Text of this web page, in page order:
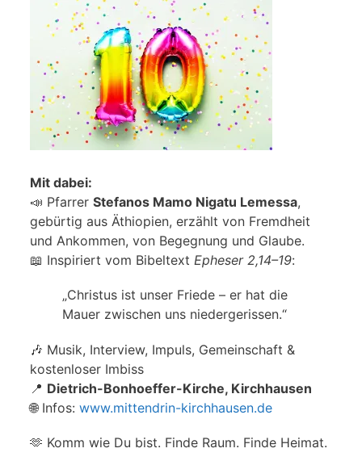
Mit dabei:
📣 Pfarrer Stefanos Mamo Nigatu Lemessa,
gebürtig aus Äthiopien, erzählt von Fremdheit
und Ankommen, von Begegnung und Glaube.
📖 Inspiriert vom Bibeltext Epheser 2,14–19:
„Christus ist unser Friede – er hat die
Mauer zwischen uns niedergerissen.“
🎶 Musik, Interview, Impuls, Gemeinschaft &
kostenloser Imbiss
📍 Dietrich-Bonhoeffer-Kirche, Kirchhausen
🌐 Infos: www.mittendrin-kirchhausen.de
🫶 Komm wie Du bist. Finde Raum. Finde Heimat.